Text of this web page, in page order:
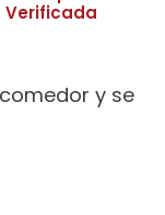
Verificada
y se